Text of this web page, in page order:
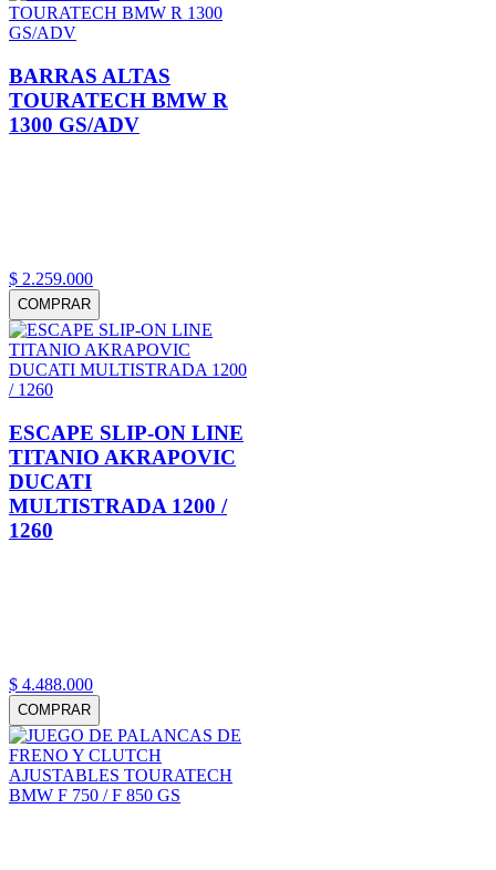
BARRAS ALTAS
TOURATECH BMW R
1300 GS/ADV
$ 2.259.000
COMPRAR
ESCAPE SLIP-ON LINE
TITANIO AKRAPOVIC
DUCATI
MULTISTRADA 1200 /
1260
$ 4.488.000
COMPRAR